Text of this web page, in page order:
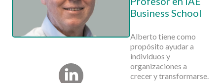
Business School
Alberto tiene como
propósito ayudar a
individuos y
organizaciones a
crecer y transformarse.